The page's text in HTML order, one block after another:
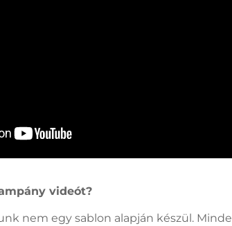
videót?
nem egy sablon alapján készül.